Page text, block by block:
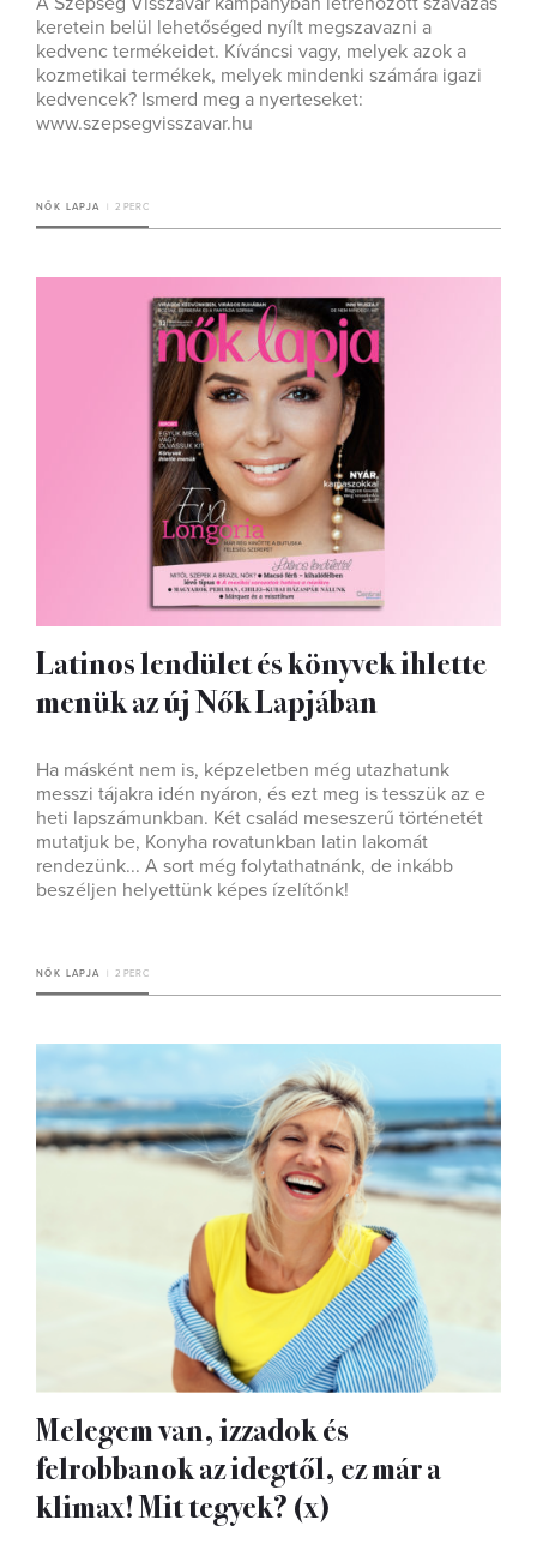
keretein belül lehetőséged nyílt megszavazni a
kedvenc termékeidet. Kíváncsi vagy, melyek azok a
kozmetikai termékek, melyek mindenki számára igazi
kedvencek? Ismerd meg a nyerteseket:
www.szepsegvisszavar.hu
NŐK LAPJA 2 PERC
Latinos lendület és könyvek ihlette
menük az új Nők Lapjában
Ha másként nem is, képzeletben még utazhatunk
messzi tájakra idén nyáron, és ezt meg is tesszük az e
heti lapszámunkban. Két család meseszerű történetét
mutatjuk be, Konyha rovatunkban latin lakomát
rendezünk... A sort még folytathatnánk, de inkább
beszéljen helyettünk képes ízelítőnk!
NŐK LAPJA 2 PERC
Melegem van, izzadok és
felrobbanok az idegtől, ez már a
klimax! Mit tegyek? (x)